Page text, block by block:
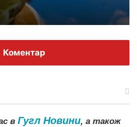
Коментар
в Гугл Новини, а також